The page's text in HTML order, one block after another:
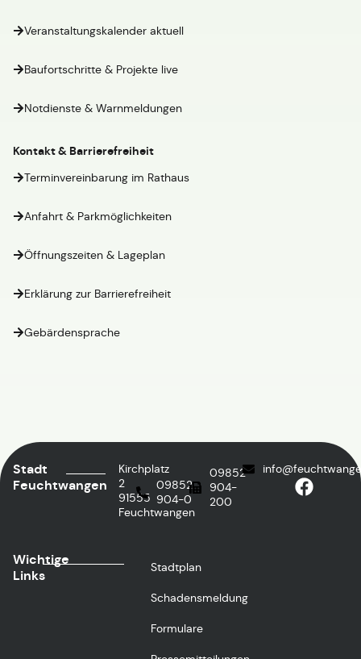
Veranstaltungskalender aktuell
Baufortschritte & Projekte live
Notdienste & Warnmeldungen
Kontakt & Barrierefreiheit
Terminvereinbarung im Rathaus
Anfahrt & Parkmöglichkeiten
Öffnungszeiten & Lageplan
Erklärung zur Barrierefreiheit
Gebärdensprache
Stadt
Feuchtwangen
Kirchplatz
2
91555
Feuchtwangen
09852
904-0
09852
904-
200
Wichtige
Links
Stadtplan
Schadensmeldung
Formulare